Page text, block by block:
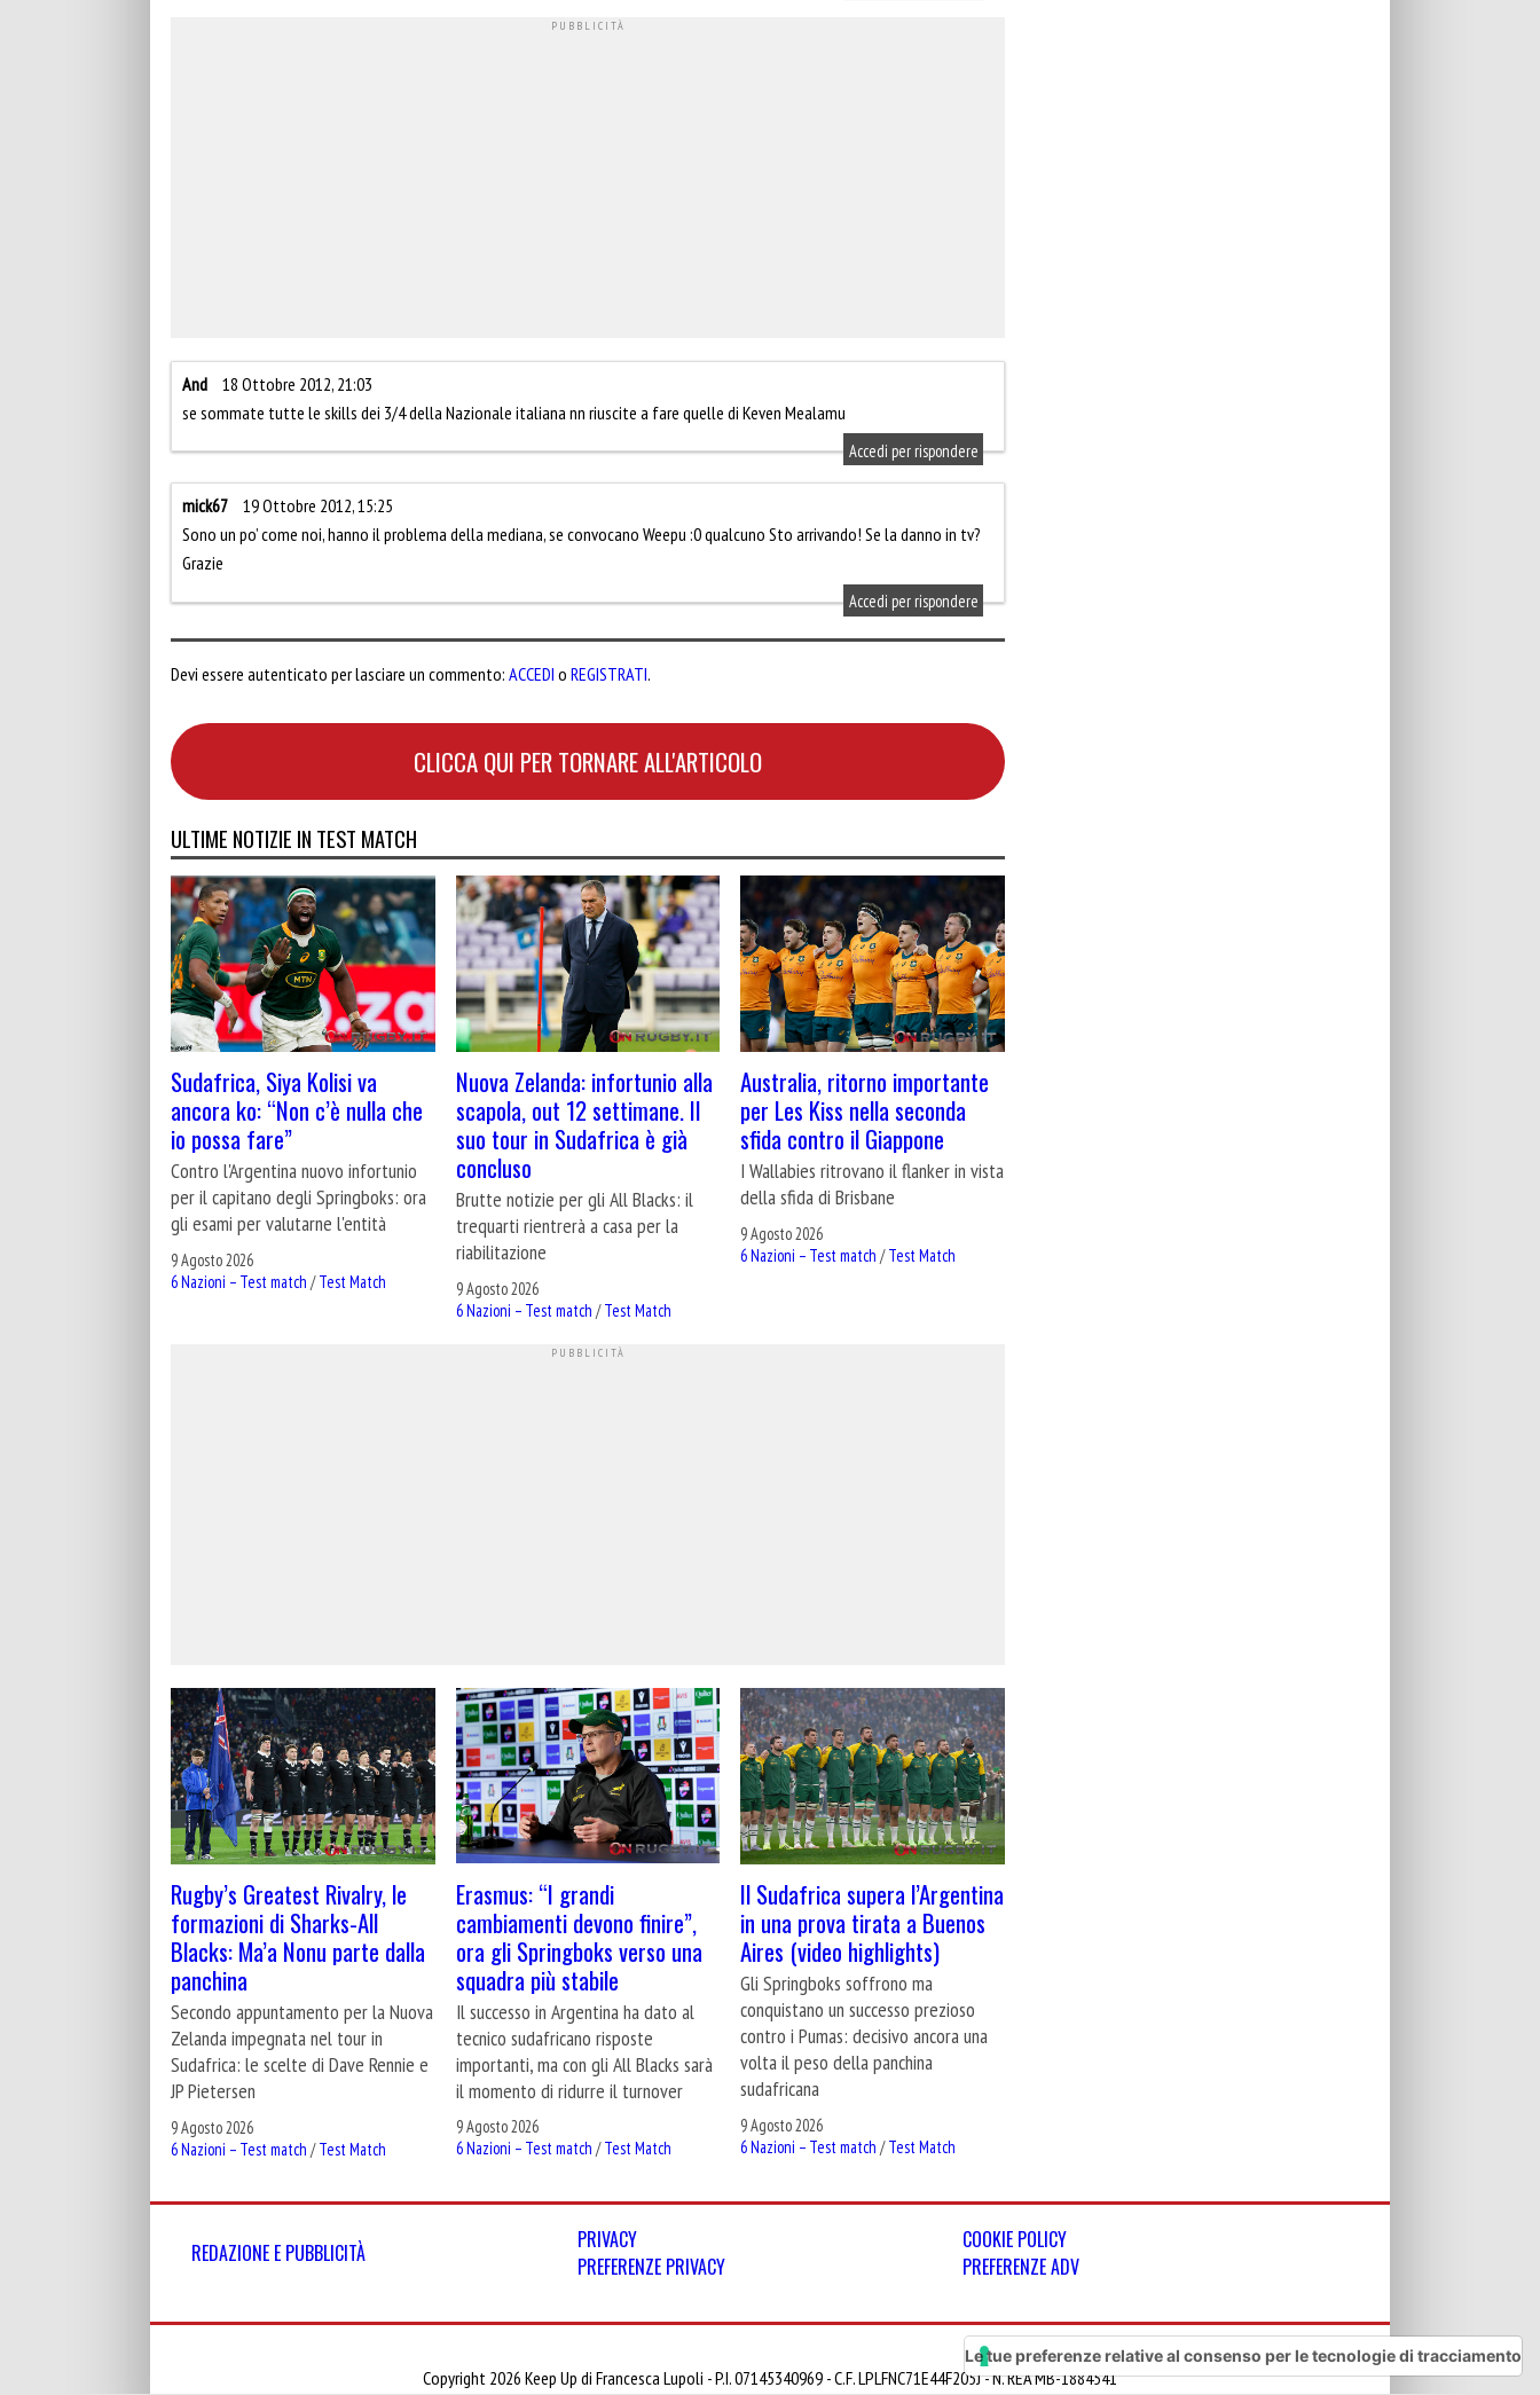
And
18 Ottobre 2012, 21:03
se sommate tutte le skills dei 3/4 della Nazionale italiana nn riuscite a fare quelle di Keven Mealamu
Accedi per rispondere
mick67
19 Ottobre 2012, 15:25
Sono un po’ come noi, hanno il problema della mediana, se convocano Weepu :0 qualcuno Sto arrivando! Se la danno in tv?
Grazie
Accedi per rispondere
Devi essere autenticato per lasciare un commento: ACCEDI o REGISTRATI.
CLICCA QUI PER TORNARE ALL'ARTICOLO
ULTIME NOTIZIE IN TEST MATCH
Sudafrica, Siya Kolisi va
ancora ko: “Non c’è nulla che
io possa fare”
Contro l'Argentina nuovo infortunio
per il capitano degli Springboks: ora
gli esami per valutarne l'entità
9 Agosto 2026
6 Nazioni – Test match /Test Match
Nuova Zelanda: infortunio alla
scapola, out 12 settimane. Il
suo tour in Sudafrica è già
concluso
Brutte notizie per gli All Blacks: il
trequarti rientrerà a casa per la
riabilitazione
9 Agosto 2026
6 Nazioni – Test match /Test Match
Australia, ritorno importante
per Les Kiss nella seconda
sfida contro il Giappone
I Wallabies ritrovano il flanker in vista
della sfida di Brisbane
9 Agosto 2026
6 Nazioni – Test match /Test Match
Rugby’s Greatest Rivalry, le
formazioni di Sharks-All
Blacks: Ma’a Nonu parte dalla
panchina
Secondo appuntamento per la Nuova
Zelanda impegnata nel tour in
Sudafrica: le scelte di Dave Rennie e
JP Pietersen
9 Agosto 2026
6 Nazioni – Test match /Test Match
Erasmus: “I grandi
cambiamenti devono finire”,
ora gli Springboks verso una
squadra più stabile
Il successo in Argentina ha dato al
tecnico sudafricano risposte
importanti, ma con gli All Blacks sarà
il momento di ridurre il turnover
9 Agosto 2026
6 Nazioni – Test match /Test Match
Il Sudafrica supera l’Argentina
in una prova tirata a Buenos
Aires (video highlights)
Gli Springboks soffrono ma
conquistano un successo prezioso
contro i Pumas: decisivo ancora una
volta il peso della panchina
sudafricana
9 Agosto 2026
6 Nazioni – Test match /Test Match
REDAZIONE E PUBBLICITÀ
PRIVACY
PREFERENZE PRIVACY
COOKIE POLICY
PREFERENZE ADV
Copyright 2026 Keep Up di Francesca Lupoli - P.I. 07145340969 - C.F. LPLFNC71E44F205J - N. REA MB-1884541
Le tue preferenze relative al consenso per le tecnologie di tracciamento